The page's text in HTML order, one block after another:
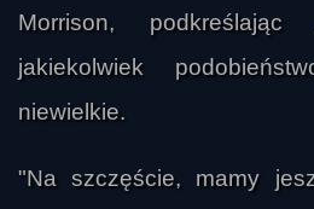
Morrison, podkreślając
jakiekolwiek
niewielkie.
"Na szczęście, mamy